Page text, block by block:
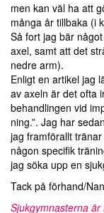
men kan väl ha att
många år tillbaka (i
Så fort jag bär
axel, samt att det
nedre arm).
Enligt en artikel jag
av axeln är det ofta
behand­lingen vid
ning.”. Jag har
jag framförallt
någon specifik
jag söka upp en
Tack på förhand/
Sjukgymnasterna